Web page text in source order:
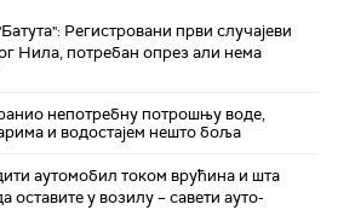
Регистровани први случајеви
Нила, потребан опрез али нема
непотребну потрошњу воде,
и водостајем нешто боља
аутомобил током врућина и шта
оставите у возилу – савети ауто-